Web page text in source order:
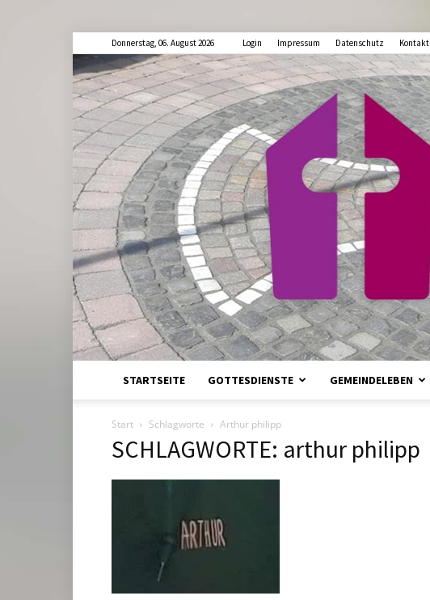
Donnerstag, 06. August 2026 Login Impressum Datenschutz Kontakt
STARTSEITE GOTTESDIENSTE GEMEINDELEBEN
Start Schlagworte Arthur philipp
SCHLAGWORTE: arthur philipp